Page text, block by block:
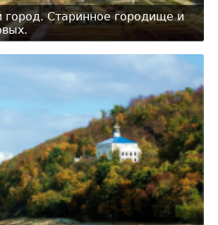
город. Старинное городище и